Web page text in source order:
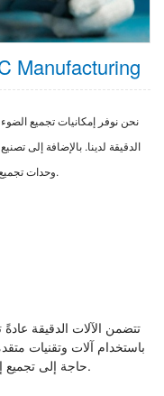
Manufacturing
الدقيقة لدينا. بالإضافة إلى
وحدات تجميع فرعية - مما يضيف خدمات ذات قيمة مضافة للعملاء.
تتضمن الآلات الدقيقة
باستخدام آلات وتقنيات
حاجة إلى تجميع إضافي حتى تصبح هذه القطع منتجات وظيفية.